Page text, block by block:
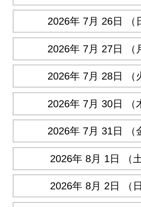
2026年 7月 26日 （
2026年 7月 27日 （
2026年 7月 28日 （
2026年 7月 30日 （
2026年 7月 31日 （
2026年 8月 1日 （
2026年 8月 2日 （